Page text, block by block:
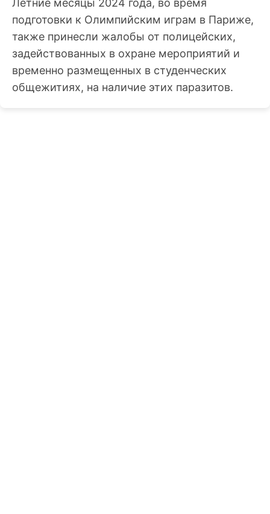
подготовки к Олимпийским играм в Париже,
также принесли жалобы от полицейских,
задействованных в охране мероприятий и
временно размещенных в студенческих
общежитиях, на наличие этих паразитов.